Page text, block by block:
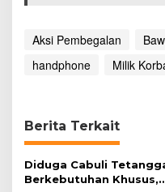
Aksi Pembegalan
handphone
Milik
Berita Terkait
Diduga Cabuli
Berkebutuhan Khusus,